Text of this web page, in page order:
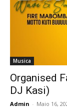
Musica
Organised
DJ Kasi)
Admin - Maio 16,